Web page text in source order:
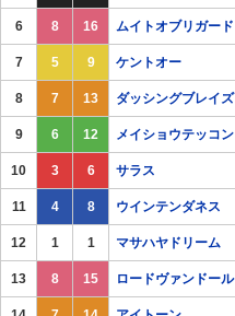
6 8 16 ムイトオブリガード
7 5 9 ケントオー
8 7 13 ダッシングブレイズ
9 6 12 メイショウテッコン
10 3 6 サラス
11 4 8 ウインテンダネス
12 1 1 マサハヤドリーム
13 8 15 ロードヴァンドール